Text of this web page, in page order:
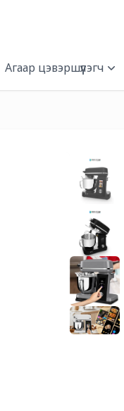
Агаар цэвэршүүлэгч